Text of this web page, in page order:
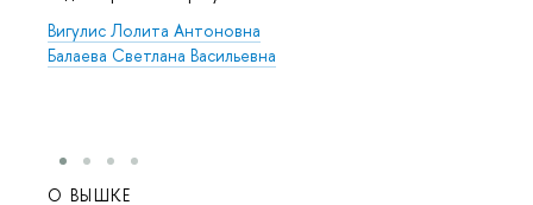
Вигулис Лолита Антоновна
Балаева Светлана Васильевна
О ВЫШКЕ